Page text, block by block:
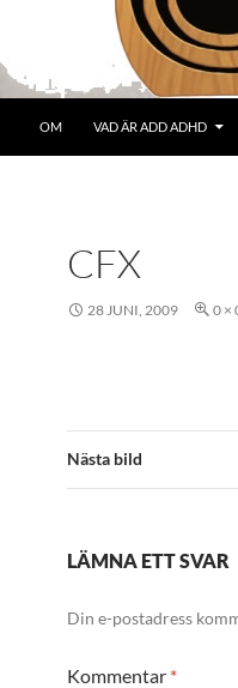
OM VAD ÄR ADD ADHD
CFX
28 JUNI, 2009 0 ×
Nästa bild
LÄMNA ETT SVAR
Din e-postadress
Kommentar *